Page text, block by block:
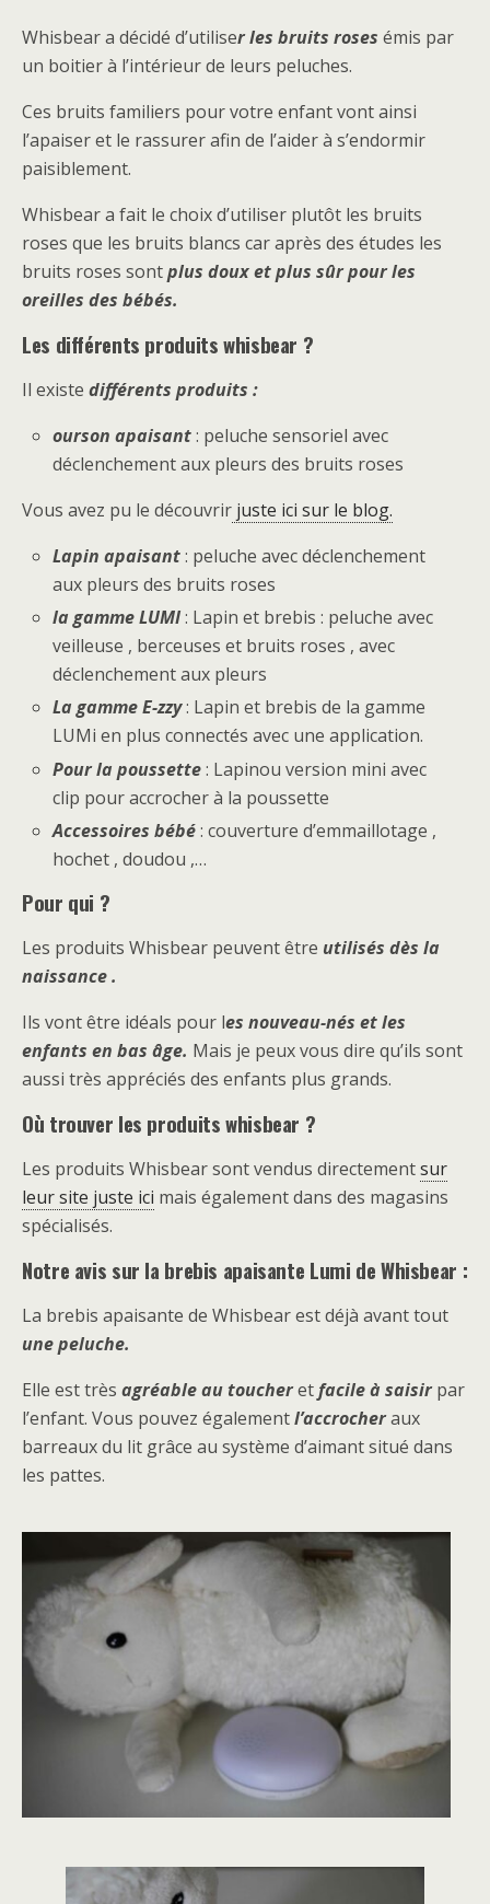
Whisbear a décidé d’utiliser les bruits roses émis par
un boitier à l’intérieur de leurs peluches.
Ces bruits familiers pour votre enfant vont ainsi
l’apaiser et le rassurer afin de l’aider à s’endormir
paisiblement.
Whisbear a fait le choix d’utiliser plutôt les bruits
roses que les bruits blancs car après des études les
bruits roses sontplus doux et plus sûr pour les
oreilles des bébés.
Les différents produits whisbear ?
Il existe différents produits :
ourson apaisant: peluche sensoriel avec
déclenchement aux pleurs des bruits roses
Vous avez pu le découvrir juste ici sur le blog.
Lapin apaisant: peluche avec déclenchement
aux pleurs des bruits roses
la gamme LUMI: Lapin et brebis : peluche avec
veilleuse , berceuses et bruits roses , avec
déclenchement aux pleurs
La gamme E-zzy: Lapin et brebis de la gamme
LUMi en plus connectés avec une application.
Pour la poussette: Lapinou version mini avec
clip pour accrocher à la poussette
Accessoires bébé: couverture d’emmaillotage ,
hochet , doudou ,…
Pour qui ?
Les produits Whisbear peuvent être utilisés dès la
naissance .
Ils vont être idéals pour les nouveau-nés et les
enfants en bas âge. Mais je peux vous dire qu’ils sont
aussi très appréciés des enfants plus grands.
Où trouver les produits whisbear ?
Les produits Whisbear sont vendus directementsur
leur site juste ici mais également dans des magasins
spécialisés.
Notre avis sur la brebis apaisante Lumi de Whisbear :
La brebis apaisante de Whisbear est déjà avant tout
une peluche.
Elle est très agréable au toucheretfacile à saisirpar
l’enfant. Vous pouvez égalementl’accrocheraux
barreaux du lit grâce au système d’aimant situé dans
les pattes.